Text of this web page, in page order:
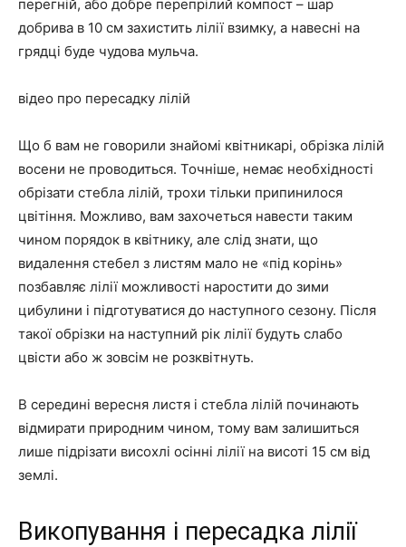
перегній, або добре перепрілий компост – шар
добрива в 10 см захистить лілії взимку, а навесні на
грядці буде чудова мульча.
відео про пересадку лілій
Що б вам не говорили знайомі квітникарі, обрізка лілій
восени не проводиться. Точніше, немає необхідності
обрізати стебла лілій, трохи тільки припинилося
цвітіння. Можливо, вам захочеться навести таким
чином порядок в квітнику, але слід знати, що
видалення стебел з листям мало не «під корінь»
позбавляє лілії можливості наростити до зими
цибулини і підготуватися до наступного сезону. Після
такої обрізки на наступний рік лілії будуть слабо
цвісти або ж зовсім не розквітнуть.
В середині вересня листя і стебла лілій починають
відмирати природним чином, тому вам залишиться
лише підрізати висохлі осінні лілії на висоті 15 см від
землі.
Викопування і пересадка лілії